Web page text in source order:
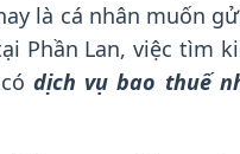
là cá nhân muốn
Phần Lan, việc tìm
dịch vụ bao thuế